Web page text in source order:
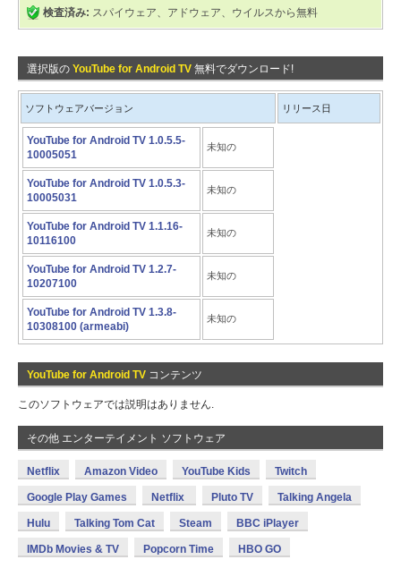
検査済み: スパイウェア、アドウェア、ウイルスから無料
選択版の YouTube for Android TV 無料でダウンロード!
ソフトウェアバージョン リリース日
YouTube for Android TV 1.0.5.5-
10005051
未知の
YouTube for Android TV 1.0.5.3-
10005031
未知の
YouTube for Android TV 1.1.16-
10116100
未知の
YouTube for Android TV 1.2.7-
10207100
未知の
YouTube for Android TV 1.3.8-
10308100 (armeabi)
未知の
YouTube for Android TV コンテンツ
このソフトウェアでは説明はありません.
その他 エンターテイメント ソフトウェア
Netflix Amazon Video YouTube Kids Twitch
Google Play Games Netflix Pluto TV Talking Angela
Hulu Talking Tom Cat Steam BBC iPlayer
IMDb Movies & TV Popcorn Time HBO GO